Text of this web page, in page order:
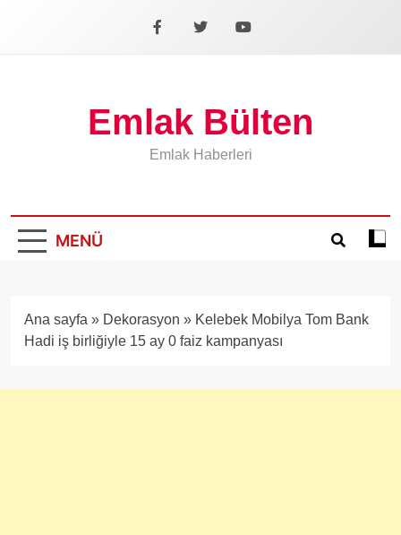
Facebook
X YouTube
Emlak Bülten
Emlak Haberleri
MENÜ
Koyu
Ana sayfa » Dekorasyon » Kelebek Mobilya Tom Bank
Hadi iş birliğiyle 15 ay 0 faiz kampanyası